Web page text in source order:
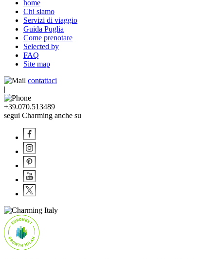
home
Chi siamo
Servizi di viaggio
Guida Puglia
Come prenotare
Selected by
FAQ
Site map
contattaci
|
+39.070.513489
segui Charming anche su